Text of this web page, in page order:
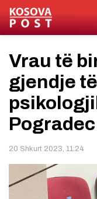
Vrau të
gjendje
Pogradec
20 Shkurt 2023, 11:24